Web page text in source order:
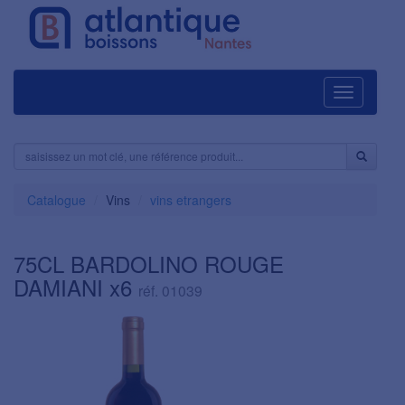
Navigation
Catalogue Vins vins etrangers
75CL BARDOLINO ROUGE
DAMIANI x6 réf. 01039